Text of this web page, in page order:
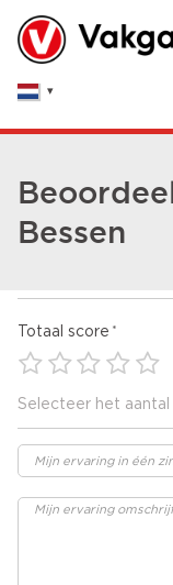
Bessen
Totaal score
Selecteer het